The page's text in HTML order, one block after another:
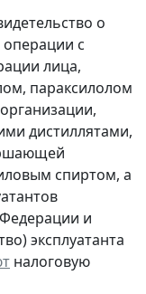
о
с
лица,
параксилолом
дистиллятами,
спиртом, а
и
эксплуатанта
налоговую